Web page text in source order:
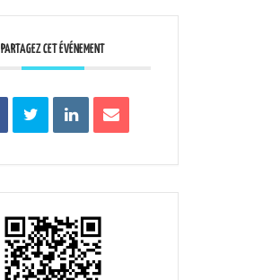
PARTAGEZ CET ÉVÉNEMENT